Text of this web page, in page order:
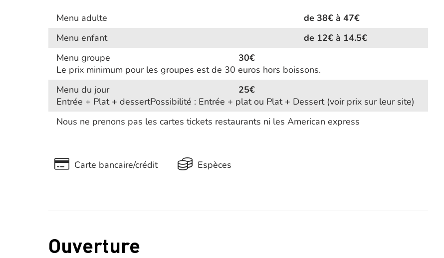
Menu adulte
de 38€ à 47€
Menu enfant
de 12€ à 14.5€
Menu groupe
30€
Le prix minimum pour les groupes est de 30 euros hors boissons.
Menu du jour
25€
Entrée + Plat + dessertPossibilité : Entrée + plat ou Plat + Dessert (voir prix sur leur site)
Nous ne prenons pas les cartes tickets restaurants ni les American express
Carte bancaire/crédit Espèces
Ouverture